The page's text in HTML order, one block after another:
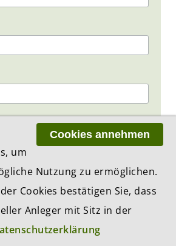
Cookies annehmen
um
Nutzung zu ermöglichen.
Cookies bestätigen Sie, dass
Anleger mit Sitz in der